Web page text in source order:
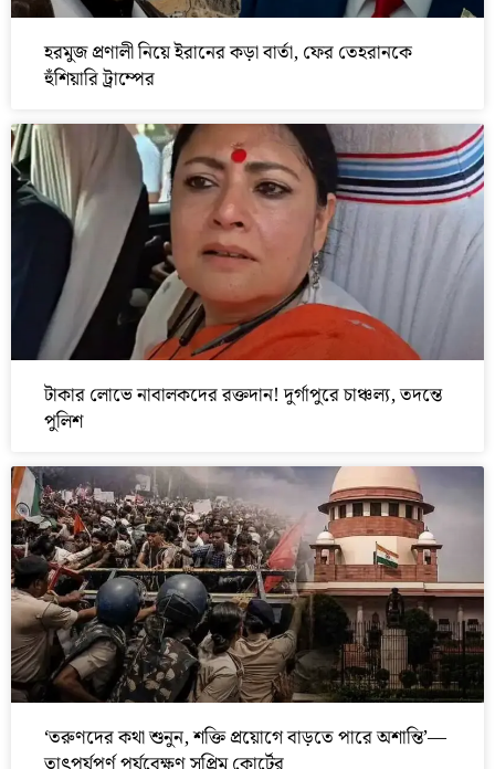
হরমুজ প্রণালী নিয়ে ইরানের কড়া বার্তা, ফের তেহরানকে
হুঁশিয়ারি ট্রাম্পের
টাকার লোভে নাবালকদের রক্তদান! দুর্গাপুরে চাঞ্চল্য, তদন্তে
পুলিশ
‘তরুণদের কথা শুনুন, শক্তি প্রয়োগে বাড়তে পারে অশান্তি’—